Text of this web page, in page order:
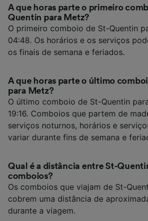
A que horas parte o primeiro
Quentin para Metz?
O primeiro comboio de St-Quentin
04:48. Os horários e os serviços
os finais de semana e feriados.
A que horas parte o último
para Metz?
O último comboio de St-Quentin
19:16. Comboios que partem de
serviços noturnos, horários e
variar durante fins de semana e
Qual é a distância entre St-
comboios?
Os comboios que viajam de St-
cobrem uma distância de
durante a viagem.